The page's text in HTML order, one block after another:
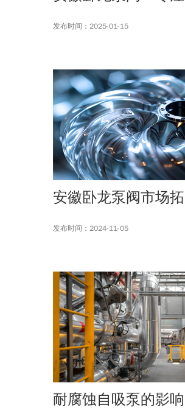
发布时间：2025-01-15
发布时间：2024-11-05
耐腐蚀自吸泵的影